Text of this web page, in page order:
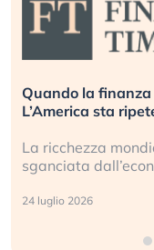
Quando la finanza
L’America sta
La ricchezza
sganciata
24 luglio 2026